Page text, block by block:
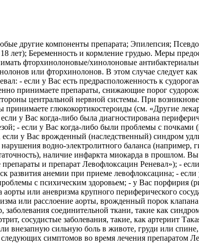
другие компоненты препарата; Эпилепсия;
лет); Беременность и кормление грудью. Меры
фторхинолоновые/хинолоновые
или фторхинолонов. В этом случае следует
- если у Вас есть предрасположенность к
принимаете препараты, снижающие порог
центральной нервной системы. При
глюкокортикостероиды (см. «Другие
у Вас когда-либо была диагностирована
- если у Вас когда-либо были проблемы с почками
у Вас врожденный (наследственный) синдром
водно-электролитного баланса (например,
наличие инфаркта миокарда в
и препарат Левофлоксацин Реневал»); -
развития анемии при приеме левофлоксацина; -
с психическим здоровьем; - у Вас порфирия
или аневризма крупного периферического
или расслоение аорты, врожденный порок клапана
соединительной ткани, такие как
сосудистые заболевания, такие, как артериит
сильную боль в животе, груди или
симптомов во время лечения препаратом